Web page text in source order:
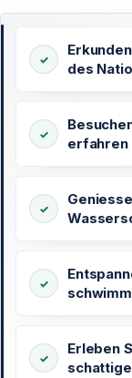
des
erfahren
Erleben